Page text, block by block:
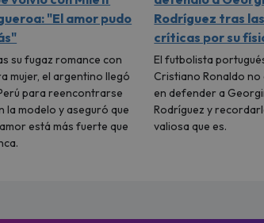
"El amor pudo
su fugaz romance con
mujer, el argentino llegó
para reencontrarse
la modelo y aseguró que
está más fuerte que
Rodríguez tras las
críticas por su
El futbolista
Cristiano Ronaldo no
en defender a
Rodríguez y
valiosa que es.